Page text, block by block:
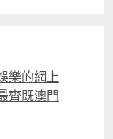
樂的網上
齊既澳門